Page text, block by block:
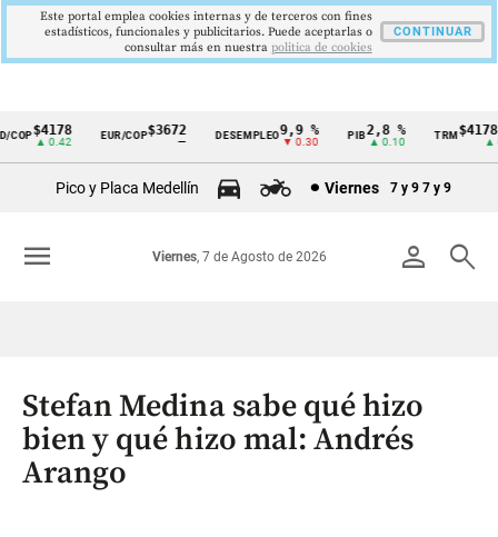
Cintillo
Colombia
$4178
▲ 0.42
EUR/COP$3672 DESEMPLEO 9,9 %
▼ 0.30
PIB2,8 %
▲ 0.10
TRM
▲
Pico y Placa Medellín Viernes 7 y 9 7 y 9
person search
Viernes, 7 de Agosto de 2026
menu
Stefan Medina sabe qué hizo
bien y qué hizo mal: Andrés
Arango
Este portal emplea cookies internas y de terceros con fines
estadísticos, funcionales y publicitarios. Puede aceptarlas o
consultar más en nuestra politica de cookies
CONTINUAR